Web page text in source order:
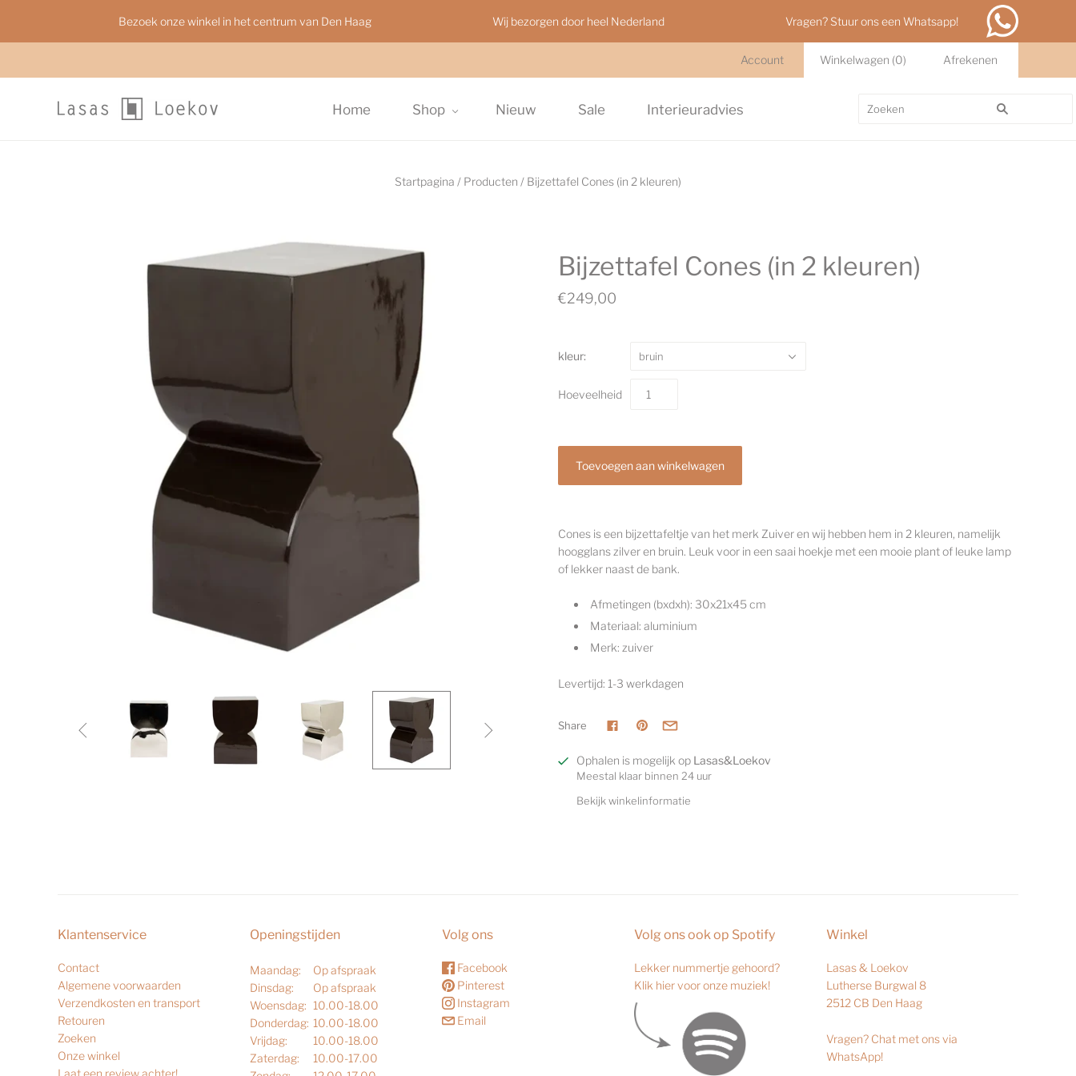
Bezoek onze winkel in het centrum van Den Haag Wij bezorgen door heel Nederland Vragen? Stuur ons een Whatsapp!
Account Winkelwagen (0) Afrekenen
Home Shop Nieuw Sale Interieuradvies
Startpagina / Producten / Bijzettafel Cones (in 2 kleuren)
 
Bijzettafel Cones (in 2 kleuren)
€249,00
kleur: bruin
Hoeveelheid
Cones is een bijzettafeltje van het merk Zuiver en wij hebben hem in 2 kleuren, namelijk
hoogglans zilver en bruin. Leuk voor in een saai hoekje met een mooie plant of leuke lamp
of lekker naast de bank.
Afmetingen (bxdxh): 30x21x45 cm
Materiaal: aluminium
Merk: zuiver
Levertijd: 1-3 werkdagen
Share
Ophalen is mogelijk op Lasas&Loekov
Meestal klaar binnen 24 uur
Bekijk winkelinformatie
Klantenservice
Contact
Algemene voorwaarden
Verzendkosten en transport
Retouren
Zoeken
Onze winkel
Openingstijden
Maandag:
Op afspraak
Dinsdag:
Op afspraak
Woensdag: 10.00-18.00
Donderdag: 10.00-18.00
Vrijdag:
10.00-18.00
Zaterdag:
10.00-17.00
Volg ons
Facebook
Pinterest
Instagram
Email
Volg ons ook op Spotify
Lekker nummertje gehoord?
Klik hier voor onze muziek!
Winkel
Lasas & Loekov
Lutherse Burgwal 8
2512 CB Den Haag
Vragen? Chat met ons via
WhatsApp!